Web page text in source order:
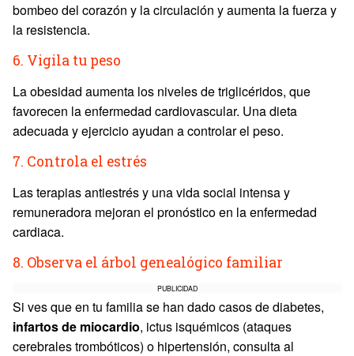
bombeo del corazón y la circulación y aumenta la fuerza y
la resistencia.
6. Vigila tu peso
La obesidad aumenta los niveles de triglicéridos, que
favorecen la enfermedad cardiovascular. Una dieta
adecuada y ejercicio ayudan a controlar el peso.
7. Controla el estrés
Las terapias antiestrés y una vida social intensa y
remuneradora mejoran el pronóstico en la enfermedad
cardiaca.
8. Observa el árbol genealógico familiar
PUBLICIDAD
Si ves que en tu familia se han dado casos de diabetes,
infartos de miocardio, ictus isquémicos (ataques
cerebrales trombóticos) o hipertensión, consulta al